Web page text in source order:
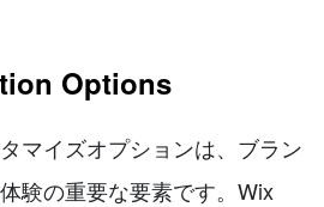
Options
マイズオプションは、ブラン
験の重要な要素です。Wix